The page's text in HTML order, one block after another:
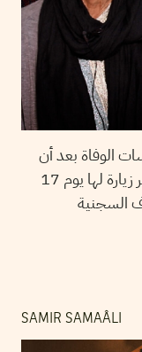
الوفاة بعد أن
أُودع ب”السيلون” كإجراء عقابي عقب آخر زيارة لها يوم 17
السجنية
SAMIR SAMAÂLI